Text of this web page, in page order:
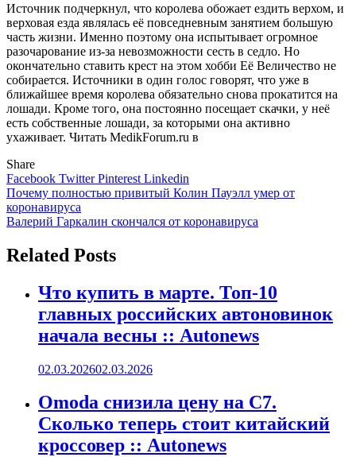
Источник подчеркнул, что королева обожает ездить верхом, и
верховая езда являлась её повседневным занятием большую
часть жизни. Именно поэтому она испытывает огромное
разочарование из-за невозможности сесть в седло. Но
окончательно ставить крест на этом хобби Её Величество не
собирается. Источники в один голос говорят, что уже в
ближайшее время королева обязательно снова прокатится на
лошади. Кроме того, она постоянно посещает скачки, у неё
есть собственные лошади, за которыми она активно
ухаживает. Читать MedikForum.ru в
Share
Facebook TwitterPinterest Linkedin
Навигация
по
Почему полностью привитый Колин Пауэлл умер от
коронавируса
Валерий Гаркалин скончался от коронавируса
Related Posts
Что купить в марте. Топ-10
главных российских автоновинок
начала весны :: Autonews
02.03.202602.03.2026
Omoda снизила цену на C7.
Сколько теперь стоит китайский
кроссовер :: Autonews